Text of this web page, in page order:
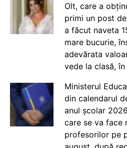
Olt, care a
primi un post
a făcut naveta
mare bucurie,
adevărata
vede la clasă,
Ministerul
din calendarul
anul școlar
care se va face
profesorilor pe